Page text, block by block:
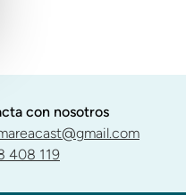
con nosotros
408 119